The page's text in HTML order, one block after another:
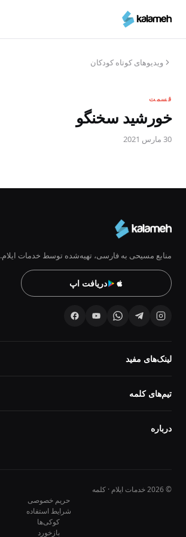
محتوای
ویدیو‌های کوتاه کودکان
قسمت
خورشید سخنگو
30 مارس 2021
منابع مسیحی به فارسی، تهیه‌شده توسط خدمات ایلام.
دریافت اپ
لینک‌های مفید
تیم‌های کلمه
درباره
© 2026 خدمات ایلام · کلمه
حریم خصوصی
شرایط استفاده
کوکی‌ها
بازخورد
10